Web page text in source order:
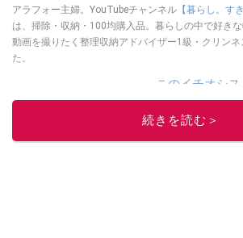
アラフォー主婦。YouTubeチャンネル 【暮らし。す
は、掃除・収納・100均購入品。暮らしの中で好き
動画を撮りたく整理収納アドバイザー1級・クリン
た。
このイチオシ
続きを読む＞